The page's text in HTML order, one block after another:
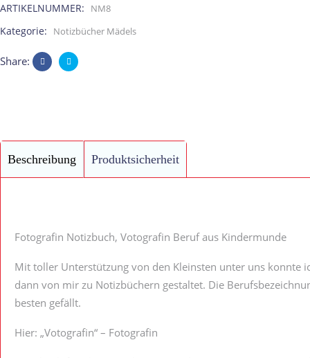
ARTIKELNUMMER: NM8
Kategorie: Notizbücher Mädels
Share:
Beschreibung Produktsicherheit
Fotografin Notizbuch, Votografin Beruf aus Kindermunde
Mit toller Unterstützung von den Kleinsten unter uns konnte
dann von mir zu Notizbüchern gestaltet. Die
besten gefällt.
Hier: „Votografin“ – Fotografin